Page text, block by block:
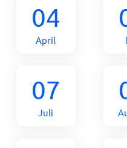
04
April
07
Juli